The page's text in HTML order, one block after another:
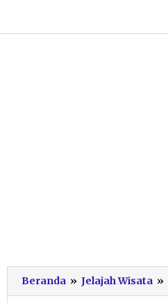
konten
Beranda » Jelajah Wisata »